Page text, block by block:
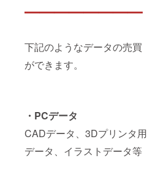
━━━━━━━━
下記のようなデータの売買
ができます。
・PCデータ
CADデータ、3Dプリンタ用
データ、イラストデータ等